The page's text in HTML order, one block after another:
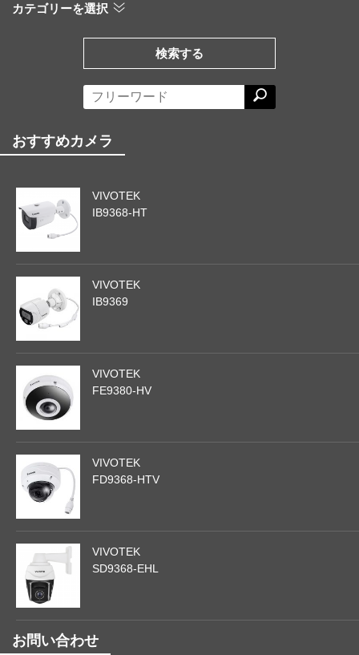
カテゴリーを選択
検索する
おすすめカメラ
VIVOTEK
IB9368-HT
VIVOTEK
IB9369
VIVOTEK
FE9380-HV
VIVOTEK
FD9368-HTV
VIVOTEK
SD9368-EHL
お問い合わせ